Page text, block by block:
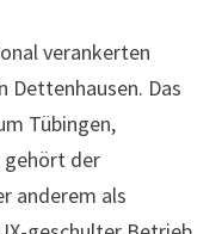
verankerten
Dettenhausen. Das
Tübingen,
gehört der
anderem als